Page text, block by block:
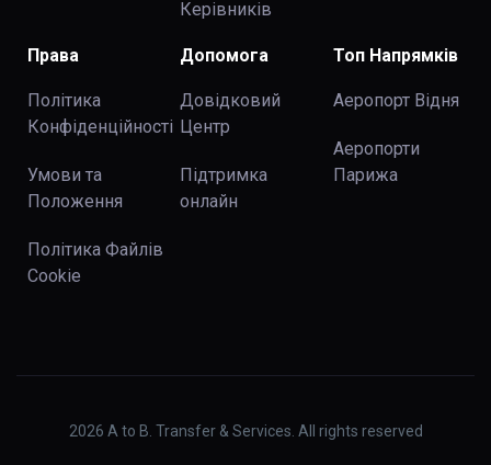
Керівників
Права
Політика
Конфіденційності
Умови та
Положення
Політика Файлів
Cookie
Допомога
Довідковий
Центр
Підтримка
онлайн
Топ Напрямків
Аеропорт Відня
Аеропорти
Парижа
2026 A to B. Transfer & Services. All rights reserved